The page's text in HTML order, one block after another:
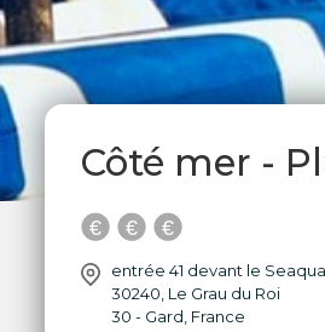
Côté mer -
entrée 41 devant le
30240, Le Grau du Roi
30 - Gard, France